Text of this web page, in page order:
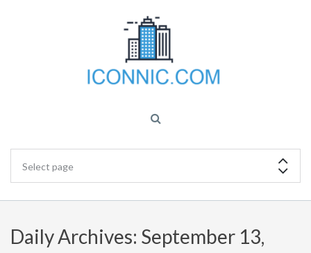
Daily Archives: September 13,